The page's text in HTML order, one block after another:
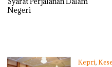
Negeri
Kepri,